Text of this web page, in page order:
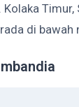
Kolaka
di